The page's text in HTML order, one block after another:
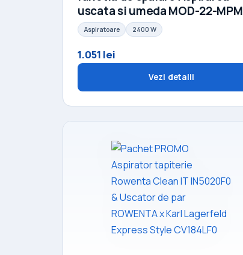
uscata si umeda MOD-22-MPM
Aspiratoare 2400 W
1.051 lei
Vezi detalii